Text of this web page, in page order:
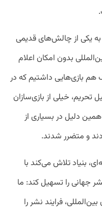
یکی از چالش‌های قدیمی
بدون امکان اعلام
هم بازی‌هایی داشتیم که در
تحریم، خیلی از بازی‌سازان
همین دلیل در بسیاری از
و متضرر شدند.
بنیاد تلاش می‌کند با
جهانی را تسهیل کند: ما
فرایند نشر را